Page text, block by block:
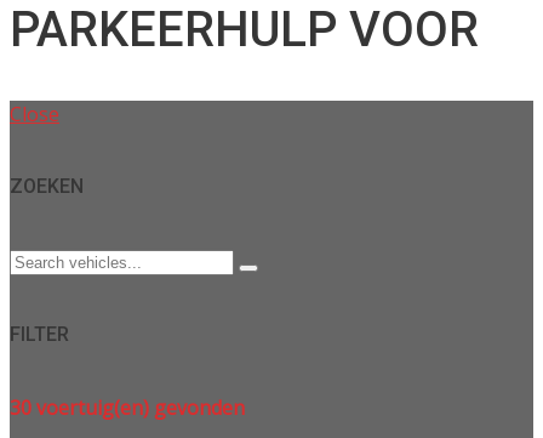
PARKEERHULP VOOR
Close
ZOEKEN
FILTER
30voertuig(en) gevonden